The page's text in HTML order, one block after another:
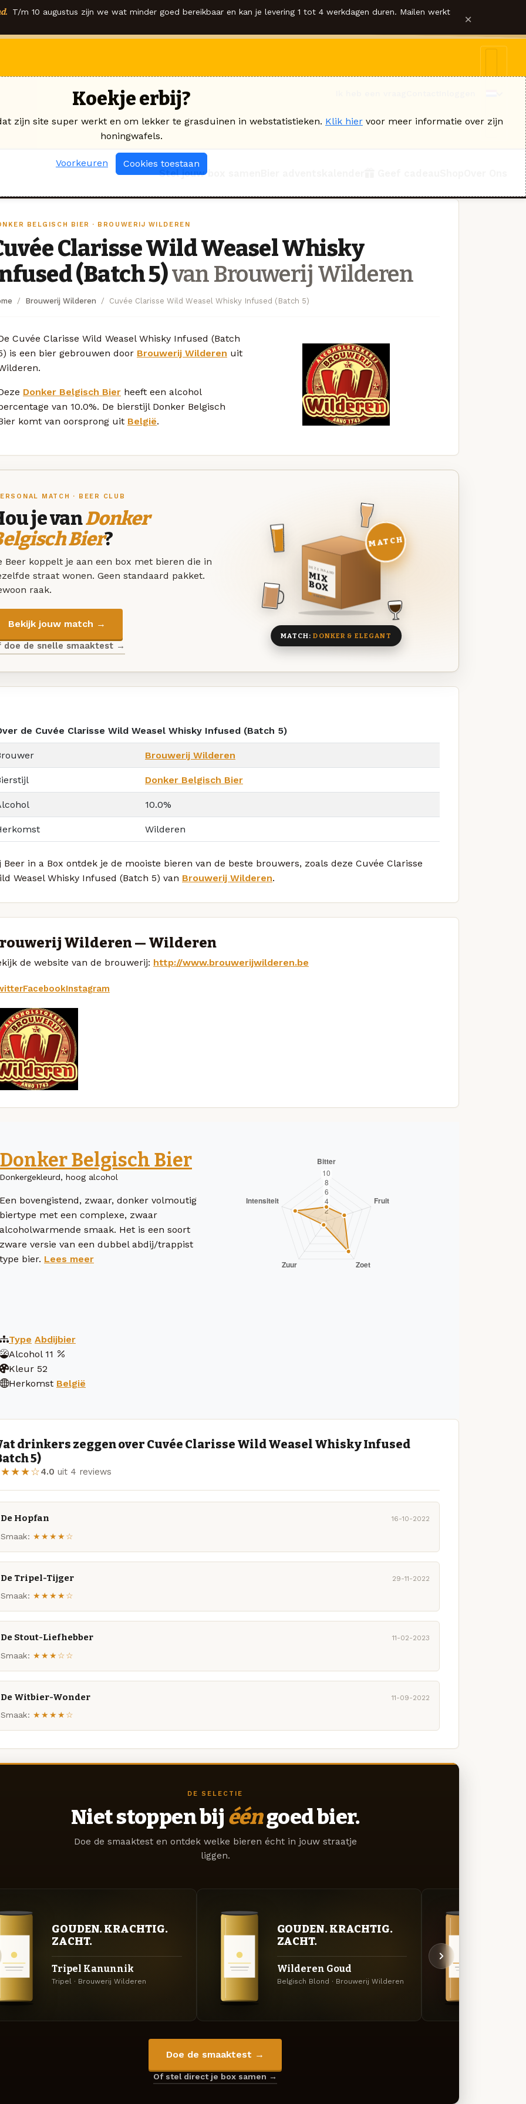
T/m 10 augustus zijn we wat minder goed bereikbaar en kan je levering 1 tot 4 werkdagen duren. Mailen werkt ×
Stel jouw box samen
BELGISCH BIER · BROUWERIJ WILDEREN
Clarisse Wild Weasel Whisky
(Batch 5)van Brouwerij Wilderen
Brouwerij Wilderen Cuvée Clarisse Wild Weasel Whisky Infused (Batch 5)
Cuvée Clarisse Wild Weasel Whisky Infused (Batch
is een bier gebrouwen door Brouwerij Wilderen uit
Donker Belgisch Bier heeft een alcohol
van 10.0%. De bierstijl Donker Belgisch
komt van oorsprong uit België.
MATCH · BEER CLUB
je vanDonker
Bier?
Beer koppelt je aan een box met bieren die in
straat wonen. Geen standaard pakket.
raak.
Bekijk jouw match →
doe de snelle smaaktest →
DEZE MAAND
MIX
BOX
8 BIEREN
MATCH
MATCH:DONKER & ELEGANT
de Cuvée Clarisse Wild Weasel Whisky Infused (Batch 5)
Brouwerij Wilderen
Donker Belgisch Bier
10.0%
Wilderen
Beer in a Box ontdek je de mooiste bieren van de beste brouwers, zoals deze Cuvée Clarisse
Weasel Whisky Infused (Batch 5) van Brouwerij Wilderen.
Wilderen — Wilderen
de website van de brouwerij: http://www.brouwerijwilderen.be
FacebookInstagram
Donker Belgisch Bier
Donkergekleurd, hoog alcohol
Een bovengistend, zwaar, donker volmoutig
biertype met een complexe, zwaar
alcoholwarmende smaak. Het is een soort
zware versie van een dubbel abdij/trappist
type bier. Lees meer
Type Abdijbier
Alcohol 11
Kleur 52
Herkomst België
drinkers zeggen over Cuvée Clarisse Wild Weasel Whisky Infused
5)
4.0 uit 4 reviews
De Hopfan 16-10-2022
Smaak: ★★★★☆
De Tripel-Tijger 29-11-2022
Smaak: ★★★★☆
De Stout-Liefhebber 11-02-2023
Smaak: ★★★☆☆
De Witbier-Wonder 11-09-2022
Smaak: ★★★★☆
DE SELECTIE
Niet stoppen bij ééngoed bier.
Doe de smaaktest en ontdek welke bieren écht in jouw straatje
liggen.
GOUDEN. KRACHTIG.
ZACHT.
Tripel Kanunnik
Tripel · Brouwerij Wilderen
GOUDEN. KRACHTIG.
ZACHT.
Wilderen Goud
Belgisch Blond · Brouwerij Wilderen
Doe de smaaktest →
Of stel direct je box samen →
Koekje erbij?
zijn site super werkt en om lekker te grasduinen in webstatistieken. Klik hier voor meer informatie over zijn
honingwafels.
Voorkeuren Cookies toestaan